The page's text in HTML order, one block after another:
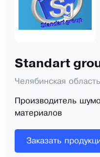
Standart
Челябинская
Производитель
материалов
Заказать